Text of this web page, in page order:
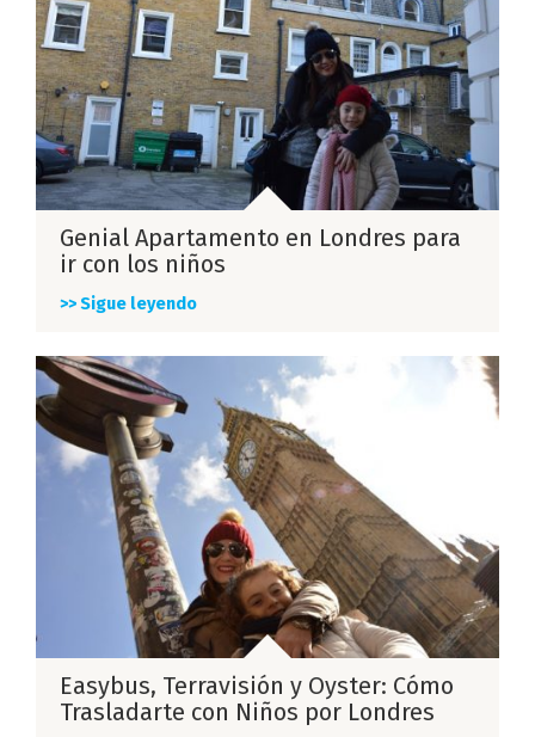
Genial Apartamento en Londres para
ir con los niños
>> Sigue leyendo
Easybus, Terravisión y Oyster: Cómo
Trasladarte con Niños por Londres